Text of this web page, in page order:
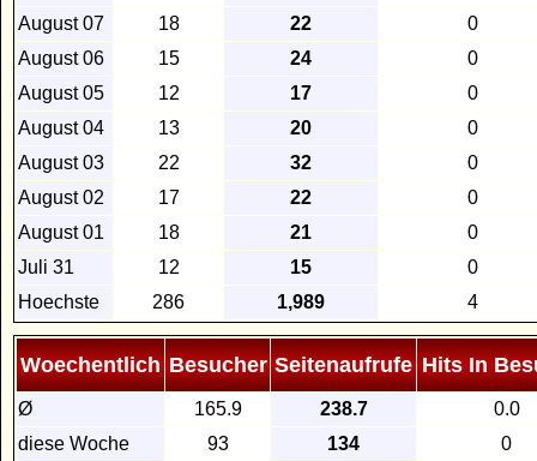
August 07
18 22
0
August 06
15 24
0
August 05
12 17
0
August 04
13 20
0
August 03
22 32
0
August 02
17 22
0
August 01
18 21
0
Juli 31
12 15
0
Hoechste
286 1,989 4
Woechentlich Besucher Seitenaufrufe Hits In
Ø 165.9 238.7
0.0
diese Woche
93 134
0